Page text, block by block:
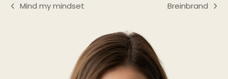
previous
Mind my mindset
next
Breinbrand